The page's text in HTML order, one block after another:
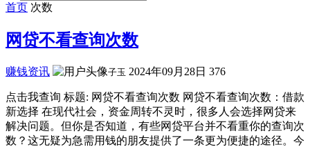
首页 次数
网贷不看查询次数
赚钱资讯 子玉 2024年09月28日 376
点击我查询 标题: 网贷不看查询次数 网贷不看查询次数：借款
新选择 在现代社会，资金周转不灵时，很多人会选择网贷来
解决问题。但你是否知道，有些网贷平台并不看重你的查询次
数？这无疑为急需用钱的朋友提供了一条更为便捷的途径。今